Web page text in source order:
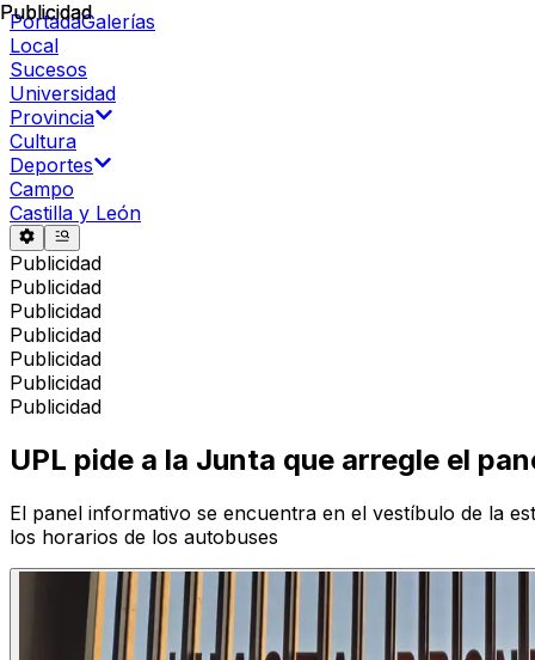
PortadaGalerías
Local
Sucesos
Universidad
Provincia
Cultura
Deportes
Campo
Castilla y León
Publicidad
Publicidad
Publicidad
Publicidad
Publicidad
Publicidad
Publicidad
Publicidad
UPL pide a la Junta que arregle el
El panel informativo se encuentra en el vestíbulo de la
los horarios de los autobuses
Publicidad